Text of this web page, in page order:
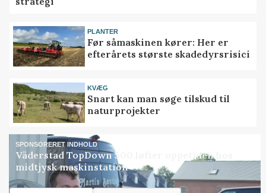
PLANTER
Før såmaskinen kører: Her er
efterårets største skadedyrsrisici
KVÆG
Snart kan man søge tilskud til
naturprojekter
SPONSORERET INDHOLD
Väderstad TopDown 500 løfter oppetiden hos
midtjysk maskinstation